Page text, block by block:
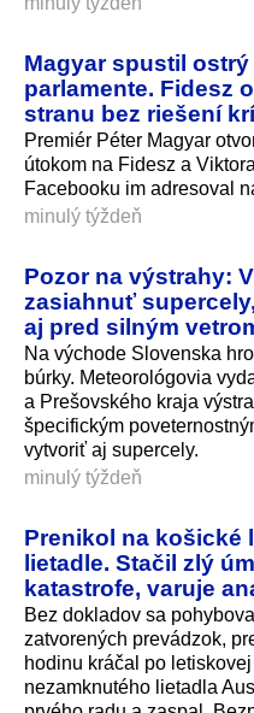
Magyar spustil
parlamente. Fidesz
stranu bez riešení
Premiér Péter Magyar
útokom na Fidesz a
Facebooku im adresoval
minulý týždeň
Pozor na výstrahy:
zasiahnuť
aj pred silným
Na východe Slovenska
búrky. Meteorológovia
a Prešovského kraja
špecifickým
vytvoriť aj supercely.
minulý týždeň
Prenikol na košické
lietadle. Stačil zlý
katastrofe, varuje
Bez dokladov sa
zatvorených prevádzok,
hodinu kráčal po
nezamknutého lietadla